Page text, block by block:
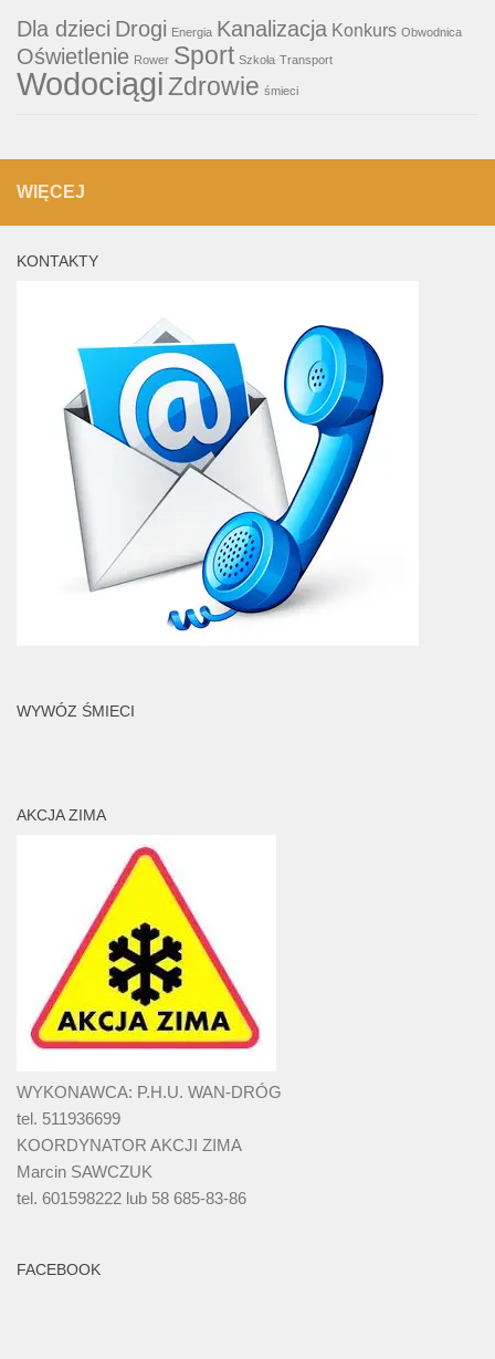
Dla dzieci Drogi Energia Kanalizacja Konkurs Obwodnica
Oświetlenie Rower Sport Szkoła Transport
WodociągiZdrowie śmieci
WIĘCEJ
KONTAKTY
WYWÓZ ŚMIECI
AKCJA ZIMA
WYKONAWCA: P.H.U. WAN-DRÓG
tel. 511936699
KOORDYNATOR AKCJI ZIMA
Marcin SAWCZUK
tel. 601598222 lub 58 685-83-86
FACEBOOK